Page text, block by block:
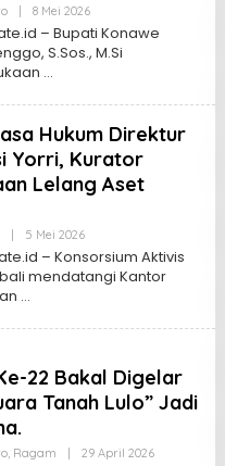
8 Mei 2026Oleh
Update
– Bupati Konawe
S.Sos., M.Si
Hukum Direktur
Yorri, Kurator
Lelang Aset
5 Mei 2026Oleh
Update
– Konsorsium Aktivis
mendatangi Kantor
22 Bakal Digelar
Tanah Lulo” Jadi
, Ragam 29 April 2026Oleh